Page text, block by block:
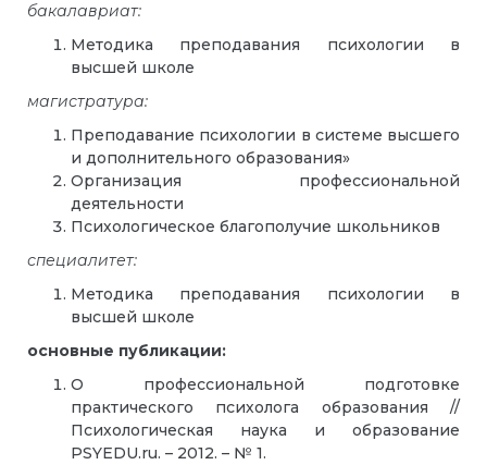
бакалавриат:
Методика преподавания психологии в
высшей школе
магистратура:
Преподавание психологии в системе высшего
и дополнительного образования»
Организация профессиональной
деятельности
Психологическое благополучие школьников
специалитет:
Методика преподавания психологии в
высшей школе
основные публикации:
О профессиональной подготовке
практического психолога образования //
Психологическая наука и образование
PSYEDU.ru. – 2012. – № 1.